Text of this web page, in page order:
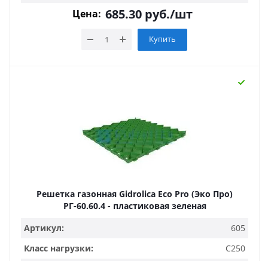
Цена: 685.30 руб./шт
Купить
Решетка газонная Gidrolica Eco Pro (Эко Про)
РГ-60.60.4 - пластиковая зеленая
Артикул:
605
Класс нагрузки:
C250